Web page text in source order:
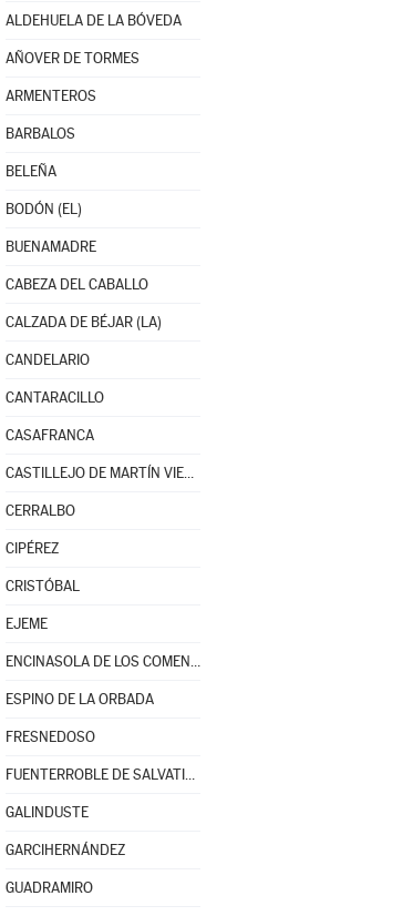
ALDEHUELA DE LA BÓVEDA
AÑOVER DE TORMES
ARMENTEROS
BARBALOS
BELEÑA
BODÓN (EL)
BUENAMADRE
CABEZA DEL CABALLO
CALZADA DE BÉJAR (LA)
CANDELARIO
CANTARACILLO
CASAFRANCA
CASTILLEJO DE MARTÍN VIEJO
CERRALBO
CIPÉREZ
CRISTÓBAL
EJEME
ENCINASOLA DE LOS COMENDADORES
ESPINO DE LA ORBADA
FRESNEDOSO
FUENTERROBLE DE SALVATIERRA
GALINDUSTE
GARCIHERNÁNDEZ
GUADRAMIRO